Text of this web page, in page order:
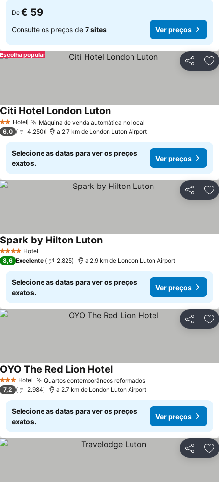
De € 59
Consulte os preços de 7 sites Ver preços
Partilhar
Escolha popular
2 Estrelas
Hotel Máquina de venda automática no local
Citi Hotel London Luton
6,0 4.250 a 2.7 km de London Luton Airport
Selecione as datas para ver os preços
exatos.
Ver preços
Partilhar
4 EstrelasHotel
Spark by Hilton Luton
8,6 Excelente 2.825 a 2.9 km de London Luton Airport
Selecione as datas para ver os preços
exatos.
Ver preços
Partilhar
3 EstrelasHotel Quartos contemporâneos reformados
OYO The Red Lion Hotel
7,2 2.984 a 2.7 km de London Luton Airport
Selecione as datas para ver os preços
exatos.
Ver preços
Partilhar